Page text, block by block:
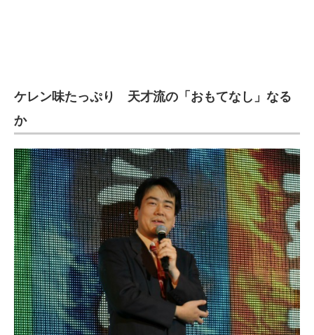
ケレン味たっぷり 天才流の「おもてなし」なる
か